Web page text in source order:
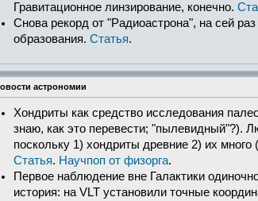
Гравитационное линзирование, конечно.
Снова рекорд от "Радиоастрона", на сей
образования. Статья.
астрономии
Хондриты как средство исследования
знаю, как это перевести; "пылевидный"?).
поскольку 1) хондриты древние 2) их
Статья. Научпоп от физорга.
Первое наблюдение вне Галактики
история: на VLT установили точные